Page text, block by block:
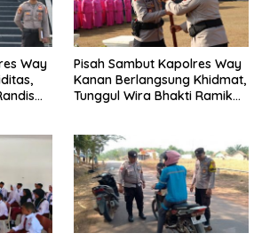
Way
Pisah Sambut Kapolres Way
Kanan Berlangsung Khidmat,
Tunggul Wira Bhakti Ramik